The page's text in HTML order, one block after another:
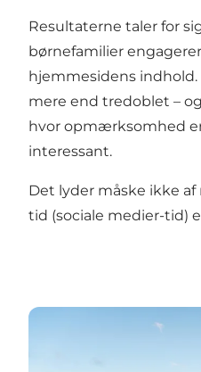
Resultaterne taler for
børnefamilier
hjemmesidens
mere end tredoblet –
hvor opmærksomhed
interessant.
Det lyder måske ikke
tid (sociale medier-tid)